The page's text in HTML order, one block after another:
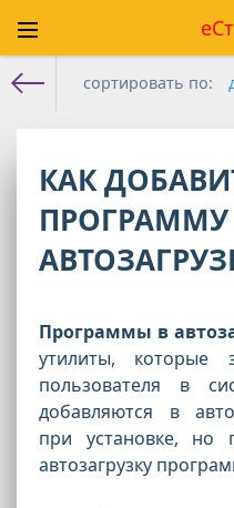
сортировать по:
КАК
ПРОГРАММУ
Программы в
утилиты, которые
пользователя в
добавляются в
при установке, но
автозагрузку